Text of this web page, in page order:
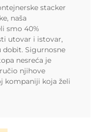
stacker
naša
smo 40%
utovar i istovar,
dobit. Sigurnosne
nesreća je
njihove
kompaniji koja želi